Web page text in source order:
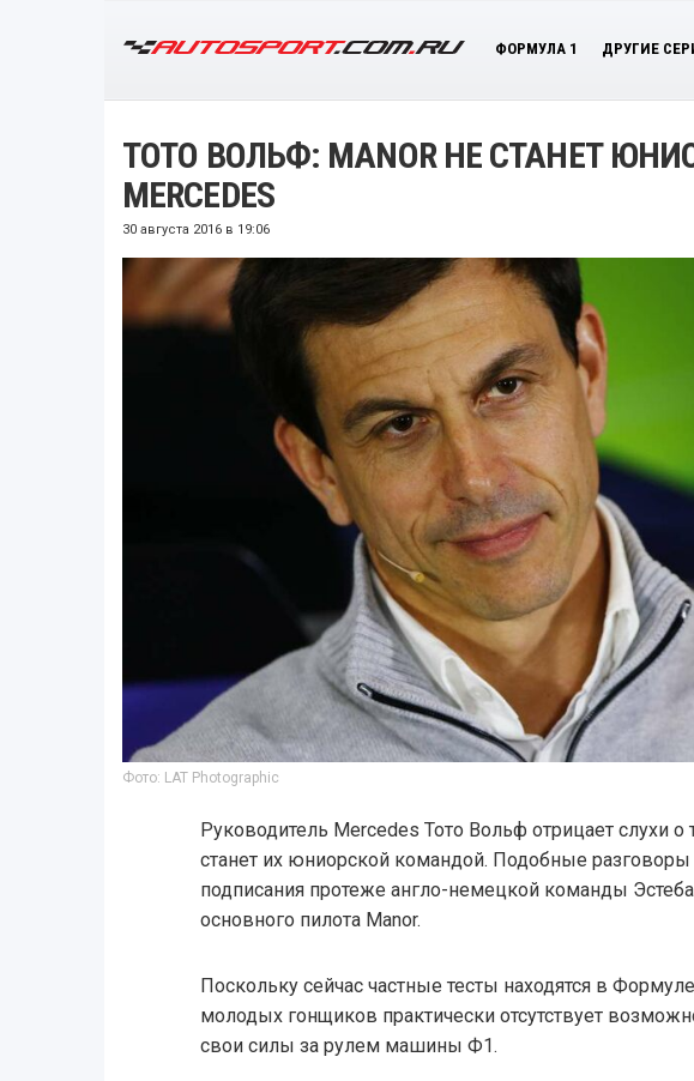
ФОРМУЛА 1 ДРУГИЕ
ТОТО ВОЛЬФ: MANOR НЕ СТАНЕТ
MERCEDES
30 августа 2016 в 19:06
Фото: LAT Photographic
Руководитель Mercedes Тото Вольф отрицает слухи о
станет их юниорской командой. Подобные разговоры
подписания протеже англо-немецкой команды
основного пилота Manor.
Поскольку сейчас частные тесты находятся в
молодых гонщиков практически отсутствует
свои силы за рулем машины Ф1.